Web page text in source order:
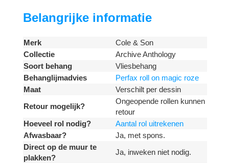
Belangrijke informatie
Merk
Cole & Son
Collectie
Archive Anthology
Soort behang
Vliesbehang
Behanglijmadvies
Perfax roll on magic roze
Maat
Verschilt per dessin
Retour mogelijk?
Ongeopende rollen kunnen
retour
Hoeveel rol nodig?
Aantal rol uitrekenen
Afwasbaar?
Ja, met spons.
Direct op de muur te
plakken?
Ja, inweken niet nodig.